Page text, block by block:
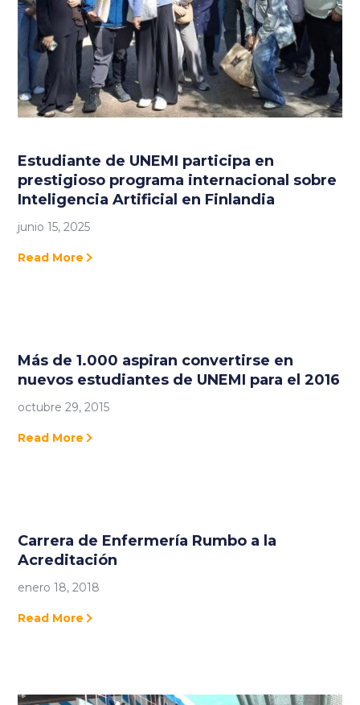
Estudiante de UNEMI participa en
prestigioso programa internacional sobre
Inteligencia Artificial en Finlandia
junio 15, 2025
Read More
Más de 1.000 aspiran convertirse en
nuevos estudiantes de UNEMI para el 2016
octubre 29, 2015
Read More
Carrera de Enfermería Rumbo a la
Acreditación
enero 18, 2018
Read More